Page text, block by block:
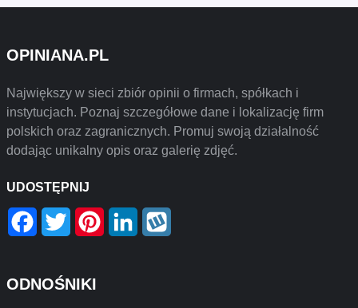
OPINIANA.PL
Największy w sieci zbiór opinii o firmach, spółkach i
instytucjach. Poznaj szczegółowe dane i lokalizację firm
polskich oraz zagranicznych. Promuj swoją działalność
dodając unikalny opis oraz galerię zdjęć.
UDOSTĘPNIJ
Facebook
Twitter PinterestLinkedIn
ODNOŚNIKI